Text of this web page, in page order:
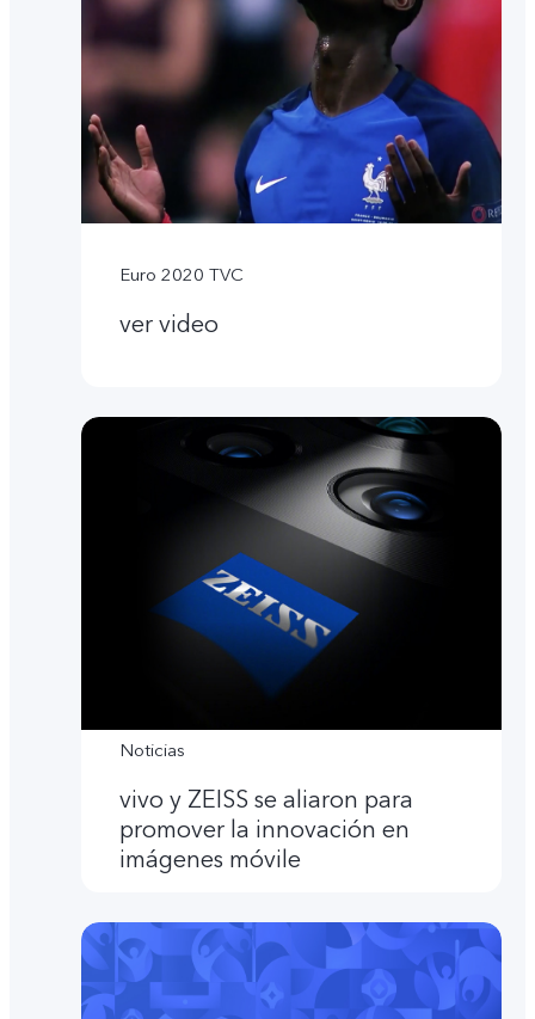
Euro 2020 TVC
ver video
Noticias
vivo y ZEISS se aliaron para
promover la innovación en
imágenes móvile